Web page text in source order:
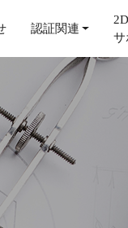
認証関連
サ